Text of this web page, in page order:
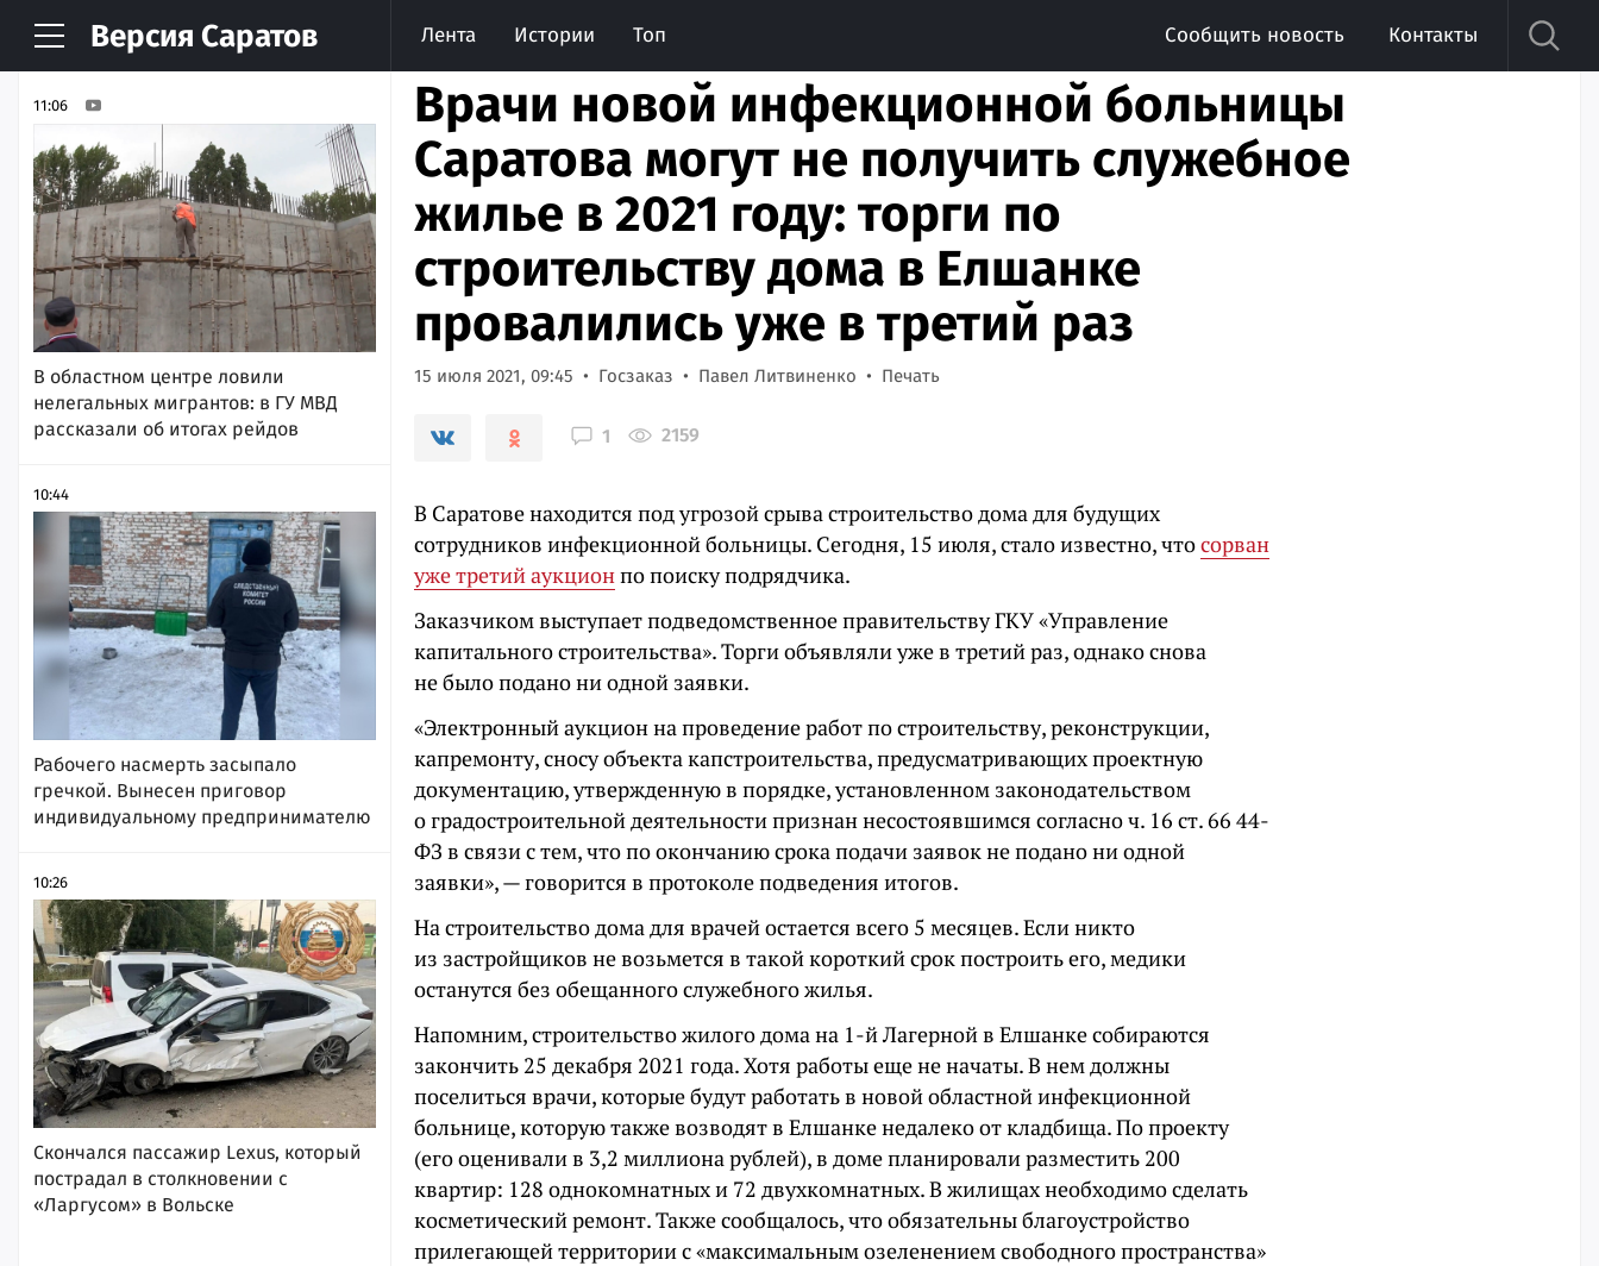
Версия Саратов Лента Истории Топ Сообщить новость Контакты
НОВОСТИ АРХИВ
11:06
В областном центре ловили
нелегальных мигрантов: в ГУ МВД
рассказали об итогах рейдов
10:44
Рабочего насмерть засыпало
гречкой. Вынесен приговор
индивидуальному предпринимателю
10:26
Скончался пассажир Lexus, который
пострадал в столкновении с
«Ларгусом» в Вольске
Врачи новой инфекционной больницы
Саратова могут не получить служебное
жилье в 2021 году: торги по
строительству дома в Елшанке
провалились уже в третий раз
15 июля 2021, 09:45 Госзаказ Павел Литвиненко Печать
1 2159
В Саратове находится под угрозой срыва строительство дома для будущих
сотрудников инфекционной больницы. Сегодня, 15 июля, стало известно, чтосорван
уже третий аукционпо поиску подрядчика.
Заказчиком выступает подведомственное правительству ГКУ «Управление
капитального строительства». Торги объявляли уже в третий раз, однако снова
не было подано ни одной заявки.
«Электронный аукцион на проведение работ по строительству, реконструкции,
капремонту, сносу объекта капстроительства, предусматривающих проектную
документацию, утвержденную в порядке, установленном законодательством
о градостроительной деятельности признан несостоявшимся согласно ч. 16 ст. 66 44-
ФЗ в связи с тем, что по окончанию срока подачи заявок не подано ни одной
заявки», — говорится в протоколе подведения итогов.
На строительство дома для врачей остается всего 5 месяцев. Если никто
из застройщиков не возьмется в такой короткий срок построить его, медики
останутся без обещанного служебного жилья.
Напомним, строительство жилого дома на 1-й Лагерной в Елшанке собираются
закончить 25 декабря 2021 года. Хотя работы еще не начаты. В нем должны
поселиться врачи, которые будут работать в новой областной инфекционной
больнице, которую также возводят в Елшанке недалеко от кладбища. По проекту
(его оценивали в 3,2 миллиона рублей), в доме планировали разместить 200
квартир: 128 однокомнатных и 72 двухкомнатных. В жилищах необходимо сделать
косметический ремонт. Также сообщалось, что обязательны благоустройство
прилегающей территории с «максимальным озеленением свободного пространства»